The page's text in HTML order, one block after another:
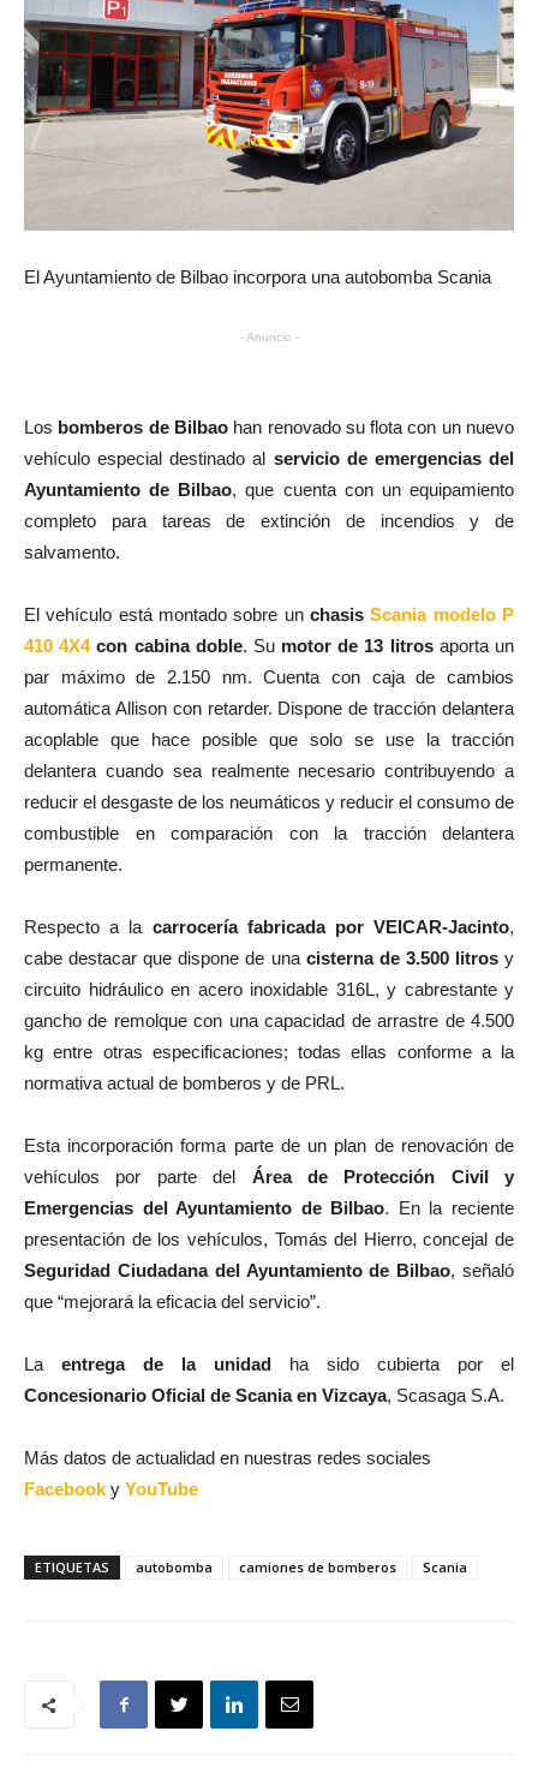
El Ayuntamiento de Bilbao incorpora una autobomba Scania
- Anuncio -
Los bomberos de Bilbaohan renovado su flota con un nuevo
vehículo especial destinado al servicio de emergencias del
Ayuntamiento de Bilbao, que cuenta con un equipamiento
completo para tareas de extinción de incendios y de
salvamento.
El vehículo está montado sobre un chasisScania modelo P
410 4X4con cabina doble. Su motor de 13 litrosaporta un
par máximo de 2.150 nm. Cuenta con caja de cambios
automática Allison con retarder. Dispone de tracción delantera
acoplable que hace posible que solo se use la tracción
delantera cuando sea realmente necesario contribuyendo a
reducir el desgaste de los neumáticos y reducir el consumo de
combustible en comparación con la tracción delantera
permanente.
Respecto a la carrocería fabricada por VEICAR-Jacinto,
cabe destacar que dispone de una cisterna de 3.500 litrosy
circuito hidráulico en acero inoxidable 316L, y cabrestante y
gancho de remolque con una capacidad de arrastre de 4.500
kg entre otras especificaciones; todas ellas conforme a la
normativa actual de bomberos y de PRL.
Esta incorporación forma parte de un plan de renovación de
vehículos por parte del Área de Protección Civil y
Emergencias del Ayuntamiento de Bilbao. En la reciente
presentación de los vehículos, Tomás del Hierro, concejal de
Seguridad Ciudadana del Ayuntamiento de Bilbao, señaló
que “mejorará la eficacia del servicio”.
La entrega de la unidad ha sido cubierta por el
Concesionario Oficial de Scania en Vizcaya, Scasaga S.A.
Más datos de actualidad en nuestras redes sociales
Facebook y YouTube
ETIQUETAS autobomba camiones de bomberos Scania